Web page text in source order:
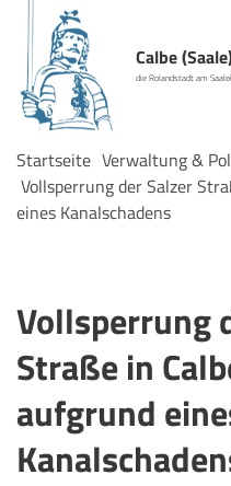
Calbe
die Rolandstadt am
Startseite Verwaltung &
Vollsperrung der Salzer
eines Kanalschadens
Vollsperrung
Straße in
aufgrund